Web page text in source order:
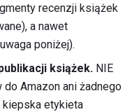
recenzji książek
a nawet
poniżej).
książek. NIE
do Amazon ani żadnego
kiepska etykieta